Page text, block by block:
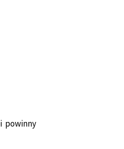
powinny